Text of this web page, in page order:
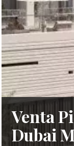
Venta
Dubai